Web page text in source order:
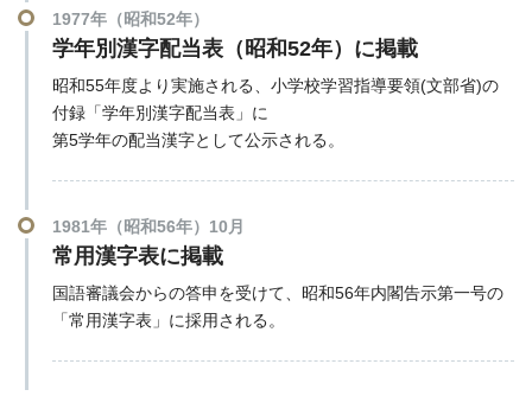
1977年（昭和52年）
学年別漢字配当表（昭和52年）に掲載
昭和55年度より実施される、小学校学習指導要領(文部省)の
付録「学年別漢字配当表」に
第5学年の配当漢字として公示される。
1981年（昭和56年）10月
常用漢字表に掲載
国語審議会からの答申を受けて、昭和56年内閣告示第一号の
「常用漢字表」に採用される。